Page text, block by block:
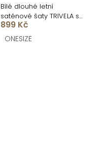
Bílé dlouhé letní
saténové šaty TRIVELA s
puntíky
899 Kč
ONESIZE